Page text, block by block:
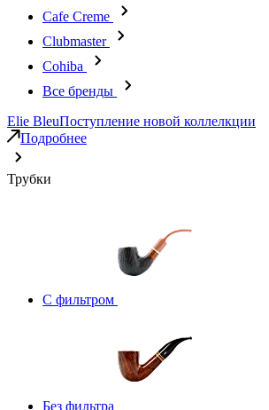
Cafe Creme
Clubmaster
Cohiba
Все бренды
Elie BleuПоступление новой коллелкции
Подробнее
Трубки
С фильтром
Без фильтра